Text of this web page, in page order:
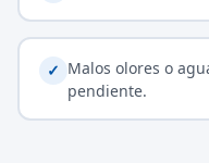
✓ Malos olores o
pendiente.